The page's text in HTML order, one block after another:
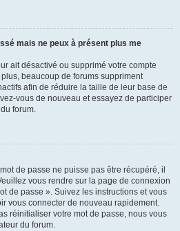
mais ne peux à présent plus me
ait désactivé ou supprimé votre compte
beaucoup de forums suppriment
afin de réduire la taille de leur base de
vous de nouveau et essayez de participer
forum.
de passe ne puisse pas être récupéré, il
vous rendre sur la page de connexion
de passe ». Suivez les instructions et vous
vous connecter de nouveau rapidement.
réinitialiser votre mot de passe, nous vous
du forum.